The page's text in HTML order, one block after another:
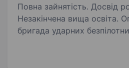
Повна зайнятість. Досвід
Незакінчена вища освіта. Огляд 414-та окрема
бригада ударних